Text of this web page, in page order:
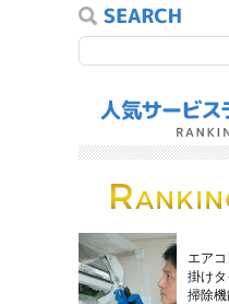
エア
掛け
掃除機